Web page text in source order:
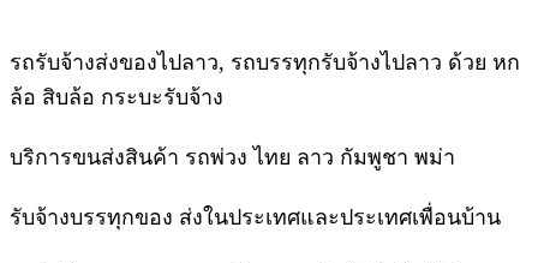
รถรับจ้างส่งของไปลาว, รถบรรทุกรับจ้างไปลาว ด้วย หก
ล้อ สิบล้อ กระบะรับจ้าง
บริการขนส่งสินค้า รถพ่วง ไทย ลาว กัมพูชา พม่า
รับจ้างบรรทุกของ ส่งในประเทศและประเทศเพื่อนบ้าน